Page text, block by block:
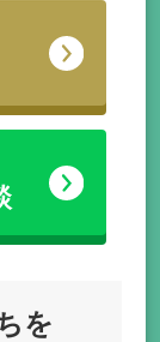
を